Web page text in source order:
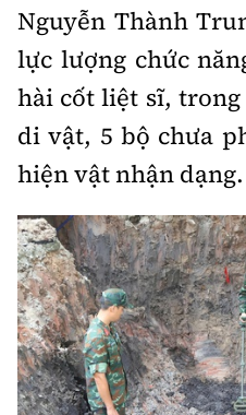
Nguyễn Thành
lực lượng chức
hài cốt liệt sĩ, trong
di vật, 5 bộ chưa
hiện vật nhận dạng.